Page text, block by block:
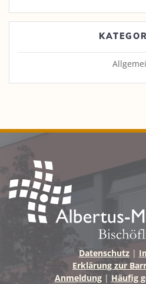
Datenschutz |
Erklärung zur
Anmeldung | Häufig